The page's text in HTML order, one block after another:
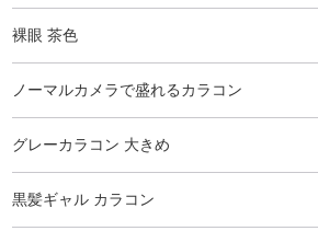
裸眼 茶色
ノーマルカメラで盛れるカラコン
グレーカラコン 大きめ
黒髪ギャル カラコン